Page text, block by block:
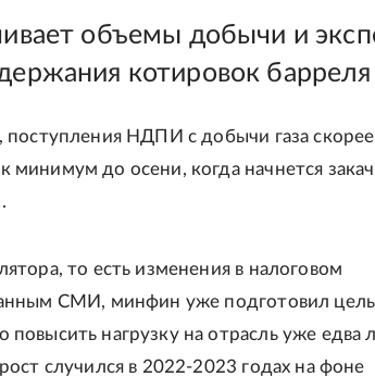
объемы добычи и
котировок барреля
поступления НДПИ с добычи газа скорее
до осени, когда начнется
то есть изменения в налоговом
СМИ, минфин уже подготовил
нагрузку на отрасль уже едва
случился в 2022-2023 годах на фоне